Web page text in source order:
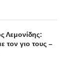
Λεμονίδης:
τον γιο τους –